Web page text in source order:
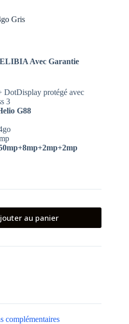
Gris
Avec Garantie
DotDisplay protégé avec
3
G88
au panier
complémentaires